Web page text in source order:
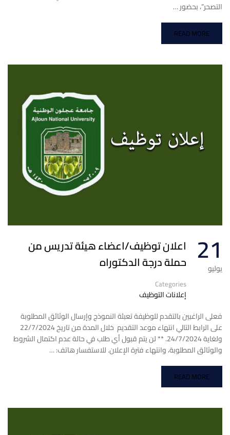
التصحر”، بحضور …
READ MORE
21
يوليو
اعلان توظيف/اعضاء هيئة تدريس من
حملة درجة الدكتوراه
Categories
إعلانات التوظيف
فعلى الراغبين بالتقدم للوظيفة تعبئة النموذج وإرسال الوثائق المطلوبة
على الرابط التالي انتهاء موعد التقديم خلال المدة من تاريخ 22/7/2024
ولغاية 24/7/2024. ** لن يتم قبول أي طلب في حالة عدم اكتمال الشروط
والوثائق المطلوبة، وانتهاء فترة الإعلان. للاستفسار هاتف: …
READ MORE